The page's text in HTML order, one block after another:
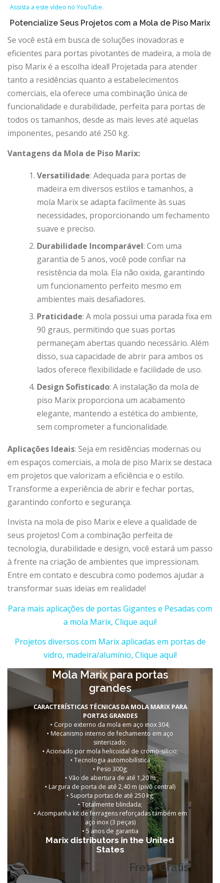
Assista a este vídeo no YouTube.
Potencialize Seus Projetos com a Mola de Piso Marix
Se você está em busca de soluções inovadoras e
eficientes para portas pivotantes de madeira, a mola de
piso Marix é a escolha ideal! Projetada para atender
tanto a residências quanto a estabelecimentos
comerciais, ela oferece uma combinação única de
funcionalidade e durabilidade, perfeita para portas de
todos os tamanhos, desde as mais leves até aquelas
imponentes, pesando até 250 kg.
Vantagens da Mola de Piso Marix:
Versatilidade: Adequada para portas de
madeira em diversos estilos e tamanhos, a
mola Marix se adapta facilmente às suas
necessidades, proporcionando um fechamento
suave e preciso.
Durabilidade Incomparável: Com uma
garantia de 5 anos, você pode confiar na
resistência da mola. Ela não oxida, garantindo
um funcionamento perfeito mesmo em
ambientes mais desafiadores.
Praticidade: A mola possui uma parada fixa em
90 graus, permitindo que suas portas
permaneçam abertas quando necessário. Além
disso, sua capacidade de abrir para ambos os
lados oferece flexibilidade e facilidade de uso.
Design Sofisticado: A instalação da mola de
piso Marix proporciona um acabamento
elegante, mantendo a estética do ambiente,
sem comprometer a funcionalidade.
Aplicações Ideais: Seja em residências modernas ou
em espaços comerciais, a mola de piso Marix se destaca
em projetos que valorizam a eficiência e o estilo.
Transforme a experiência de abrir e fechar portas,
garantindo conforto e segurança.
Invista na mola de piso Marix e eleve a qualidade de
seus projetos! Com a combinação perfeita de
tecnologia, durabilidade e design, você estará um passo
à frente na criação de ambientes que impressionam.
Entre em contato e descubra como podemos ajudar a
transformar suas ideias em realidade!
Para mais aplicações de portas Gigantes e Pesadas com
a mola Marix, Clique aqui!
Projetos diversos com Marix aplicadas em portas de
vidro, madeira/alumínio, Clique aqui!
Mola Marix para portas
grandes
CARACTERÍSTICAS TÉCNICAS DA MOLA MARIX PARA
PORTAS GRANDES
• Corpo externo da mola em aço inox 304;
• Mecanismo interno de fechamento em aço
sinterizado;
• Acionado por mola helicoidal de cromo-silício;
• Tecnologia automobilística
• Peso 300g;
• Vão de abertura de até 1,20 m
• Largura de porta de até 2,40 m (pivô central)
• Suporta portas de até 250 kg;
• Totalmente blindada;
• Acompanha kit de ferragens reforçadas também em
aço inox (3 peças)
• 5 anos de garantia
Marix distributors in the United
States
Frete Grátis